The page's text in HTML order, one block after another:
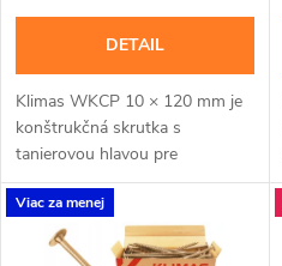
u
k
t
d
u
k
t
DETAIL
Klimas WKCP 10 × 120 mm je
konštrukčná skrutka s
tanierovou hlavou pre
masívnejšie drevené prvky a
konštrukčné spoje navrhnuté
pre priemer 10 mm. Závit má...
Viac za menej